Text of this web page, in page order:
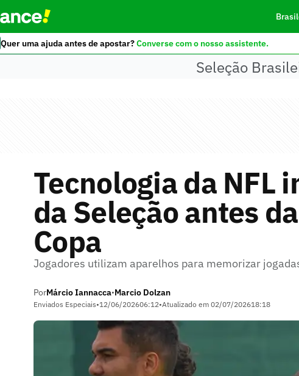
Quer uma ajuda antes de apostar?Converse com o nosso assistente.
Seleção
Tecnologia da NFL
da Seleção antes
Copa
Jogadores utilizam aparelhos para memorizar
PorMárcio Iannacca•Marcio Dolzan
Enviados Especiais•12/06/202606:12•Atualizado em 02/07/202618:18